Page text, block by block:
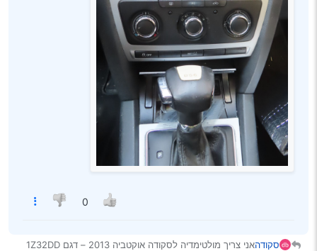
0
סקודה
אני צריך מולטימדיה לסקודה אוקטביה 2013 – דגם 1Z32DD